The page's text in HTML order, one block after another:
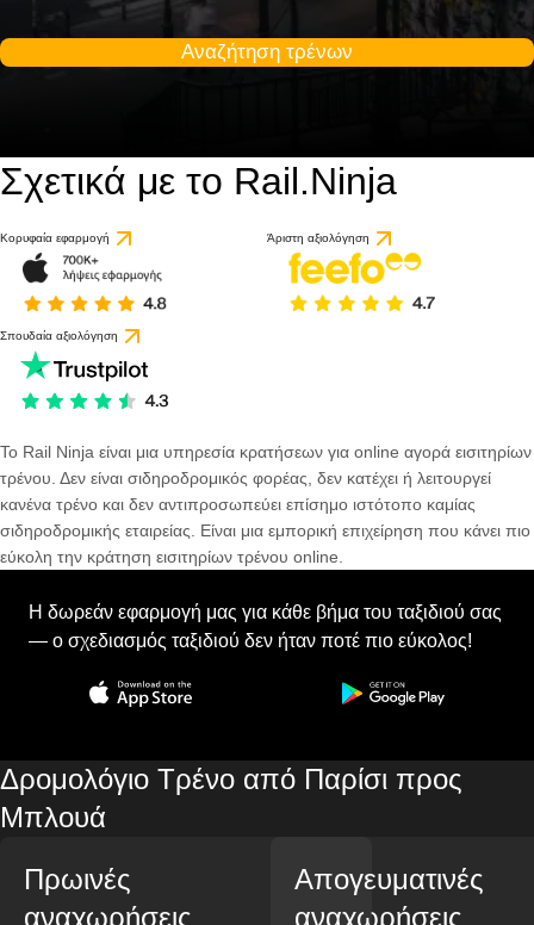
Αναζήτηση τρένων
Σχετικά με το Rail.Ninja
Κορυφαία εφαρμογή Άριστη αξιολόγηση
Σπουδαία αξιολόγηση
Το Rail Ninja είναι μια υπηρεσία κρατήσεων για online αγορά εισιτηρίων
τρένου. Δεν είναι σιδηροδρομικός φορέας, δεν κατέχει ή λειτουργεί
κανένα τρένο και δεν αντιπροσωπεύει επίσημο ιστότοπο καμίας
σιδηροδρομικής εταιρείας. Είναι μια εμπορική επιχείρηση που κάνει πιο
εύκολη την κράτηση εισιτηρίων τρένου online.
Η δωρεάν εφαρμογή μας για κάθε βήμα του ταξιδιού σας
— ο σχεδιασμός ταξιδιού δεν ήταν ποτέ πιο εύκολος!
Δρομολόγιο Τρένο από Παρίσι προς
Μπλουά
Πρωινές
αναχωρήσεις
Απογευματινές
αναχωρήσεις
9.3 / 10
βάσει 1 κριτικής